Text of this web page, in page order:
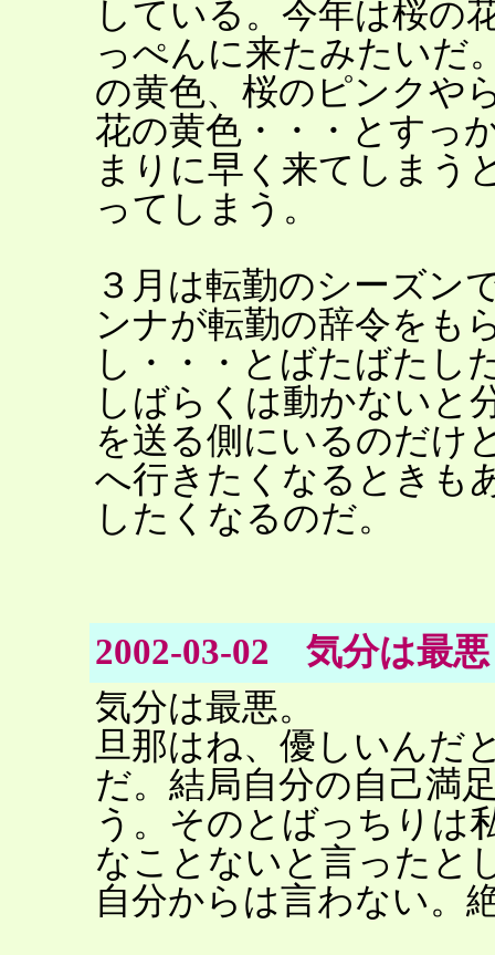
している。今年は桜の
っぺんに来たみたいだ
の黄色、桜のピンクや
花の黄色・・・とすっ
まりに早く来てしまう
ってしまう。
３月は転勤のシーズン
ンナが転勤の辞令をも
し・・・とばたばたし
しばらくは動かないと
を送る側にいるのだけ
へ行きたくなるときも
したくなるのだ。
2002-03-02 気分は最悪
気分は最悪。
旦那はね、優しいんだ
だ。結局自分の自己満
う。そのとばっちりは
なことないと言ったと
自分からは言わない。